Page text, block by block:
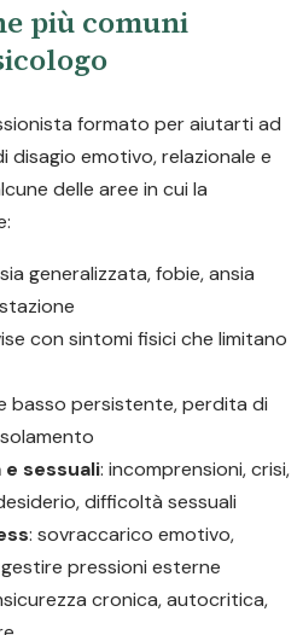
più comuni
formato per aiutarti ad
emotivo, relazionale e
delle aree in cui la
generalizzata, fobie, ansia
con sintomi fisici che limitano
basso persistente, perdita di
sessuali: incomprensioni, crisi,
difficoltà sessuali
: sovraccarico emotivo,
pressioni esterne
cronica, autocritica,